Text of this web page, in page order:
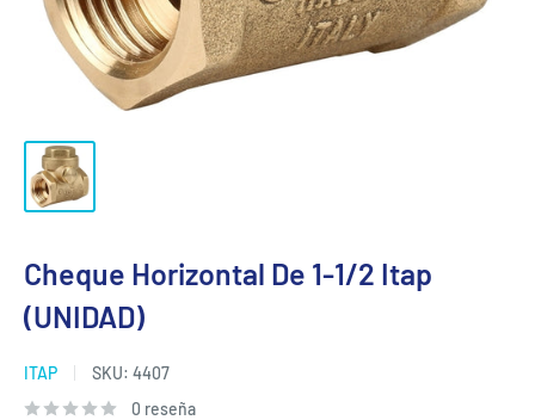
Cheque Horizontal De 1-1/2 Itap
(UNIDAD)
ITAP SKU: 4407
0 reseña